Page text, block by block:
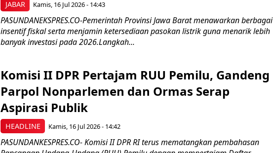
JABAR Kamis, 16 Jul 2026 - 14:43
PASUNDANEKSPRES.CO-Pemerintah Provinsi Jawa Barat menawarkan berbagai
insentif fiskal serta menjamin ketersediaan pasokan listrik guna menarik lebih
banyak investasi pada 2026.Langkah...
HEADLINE
Komisi II DPR Pertajam RUU Pemilu, Gandeng
Parpol Nonparlemen dan Ormas Serap
Aspirasi Publik
Kamis, 16 Jul 2026 - 14:42
PASUNDANKESPRES.CO- Komisi II DPR RI terus mematangkan pembahasan